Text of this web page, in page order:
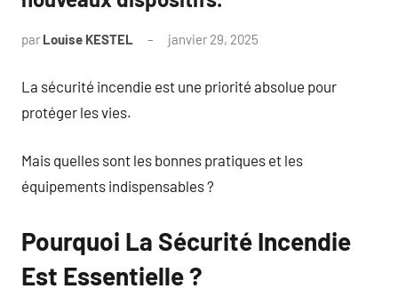
par Louise KESTEL janvier 29, 2025
La sécurité incendie est une priorité absolue pour
protéger les vies.
Mais quelles sont les bonnes pratiques et les
équipements indispensables ?
Pourquoi La Sécurité Incendie
Est Essentielle ?